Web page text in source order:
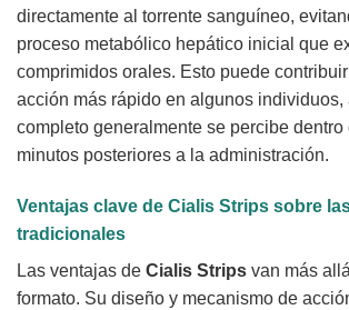
directamente al torrente sanguíneo,
proceso metabólico hepático inicial que
comprimidos orales. Esto puede
acción más rápido en algunos individuos,
completo generalmente se percibe dentro
minutos posteriores a la administración.
Ventajas clave de Cialis Strips sobre
tradicionales
Las ventajas de Cialis Strips van más
formato. Su diseño y mecanismo de